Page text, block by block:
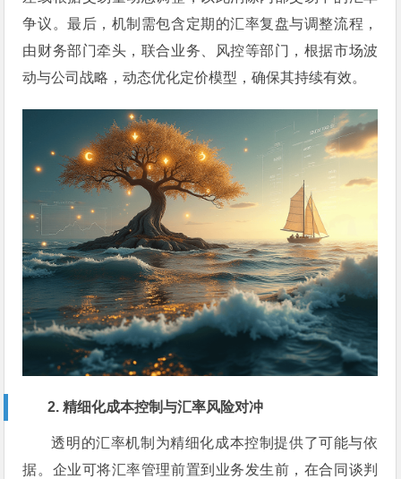
争议。最后，机制需包含定期的汇率复盘与调整流程，
由财务部门牵头，联合业务、风控等部门，根据市场波
动与公司战略，动态优化定价模型，确保其持续有效。
2. 精细化成本控制与汇率风险对冲
透明的汇率机制为精细化成本控制提供了可能与依
据。企业可将汇率管理前置到业务发生前，在合同谈判